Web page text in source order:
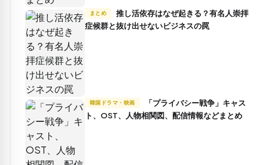
まとめ
推し活依存はなぜ起きる？有名人崇拝
症候群と抜け出せないビジネスの罠
韓国ドラマ・映画
ト、OST、人物相関図、配信情報などまとめ